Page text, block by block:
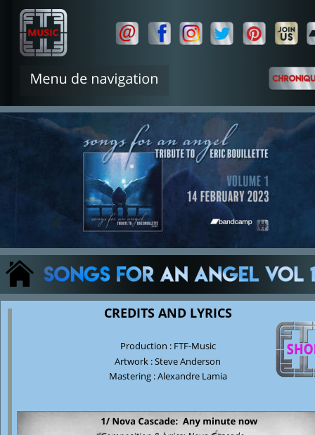
CREDITS AND LYRICS
Production : FTF-Music
Artwork : Steve Anderson
Mastering : Alexandre Lamia